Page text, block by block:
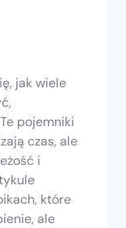
jak wiele
pojemniki
czas, ale
i
które
ale